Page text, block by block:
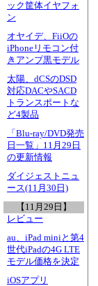
ック筐体イヤフォ
ン
オヤイデ、FiiOの
iPhoneリモコン付
きアンプ黒モデル
太陽、dCSのDSD
対応DACやSACD
トランスポートな
ど4製品
「Blu-ray/DVD発売
日一覧」11月29日
の更新情報
ダイジェストニュ
ース(11月30日)
【11月29日】
レビュー
au、iPad miniと第4
世代iPadの4G LTE
モデル価格を決定
iOSアプリ